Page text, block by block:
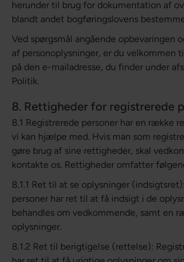
herunder til brug for dokumentation af
blandt andet bogføringslovens
Ved spørgsmål angående opbevaringen
af personoplysninger, er du velkommen
på den e-mailadresse, du finder under
Politik.
8. Rettigheder for registrerede
8.1 Registrerede personer har en række
vi kan hjælpe med. Hvis man som
gøre brug af sine rettigheder, skal
kontakte os. Rettigheder omfatter
8.1.1 Ret til at se oplysninger
personer har ret til at få indsigt i de
behandles om vedkommende, samt en
oplysninger.
8.1.2 Ret til berigtigelse (rettelse):